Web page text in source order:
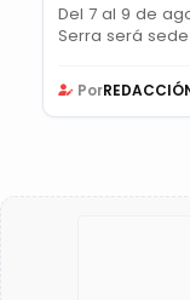
Del 7 al 9 de
Serra será
Por